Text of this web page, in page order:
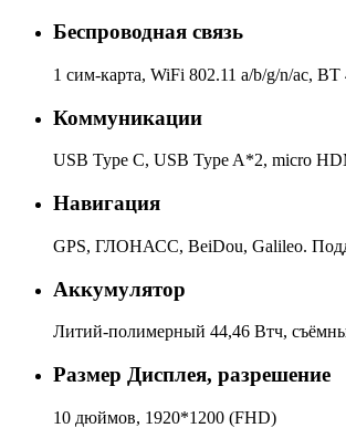
Беспроводная связь
1 сим-карта, WiFi 802.11 a/b/g/n/ac,
Коммуникации
USB Type С, USB Type A*2, micro
Навигация
GPS, ГЛОНАСС, BeiDou, Galileo.
Аккумулятор
Литий-полимерный 44,46 Втч,
Размер Дисплея, разрешение
10 дюймов, 1920*1200 (FHD)